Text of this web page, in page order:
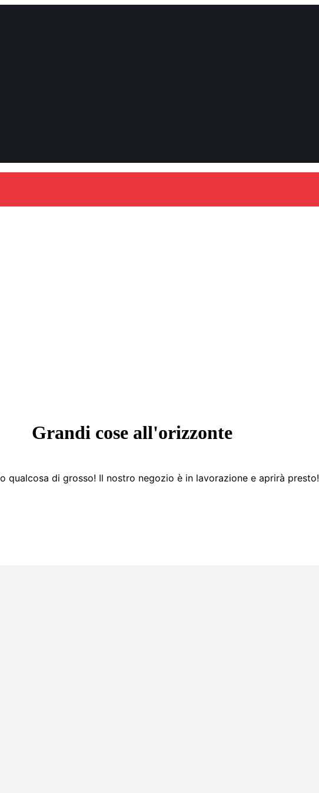
Grandi cose all'orizzonte
qualcosa di grosso! Il nostro negozio è in lavorazione e aprirà presto!